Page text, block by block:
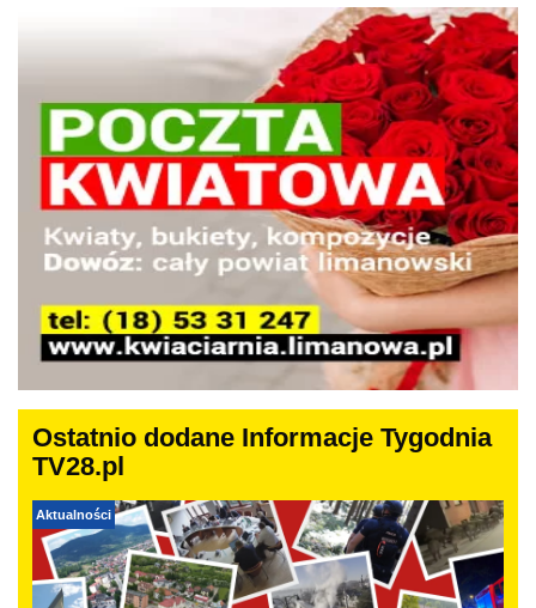
Ostatnio dodane Informacje Tygodnia
TV28.pl
Aktualności